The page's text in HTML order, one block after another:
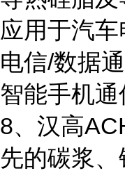
应用于汽车
电信/数据
智能手机通
8、汉高
先的碳浆